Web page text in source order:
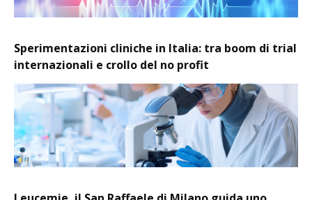
Sperimentazioni cliniche in Italia: tra boom di trial
internazionali e crollo del no profit